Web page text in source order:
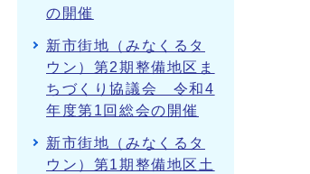
の開催
新市街地（みなくるタ
ウン）第2期整備地区ま
ちづくり協議会 令和4
年度第1回総会の開催
新市街地（みなくるタ
ウン）第1期整備地区土